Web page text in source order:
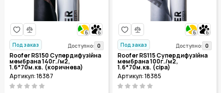
6
6
Под заказ
Доступно: 0
Roofer RS150 Супердифузійна
мембрана 140г./м2,
1.6*70м.кв. (коричнева)
Артикул: 18387
6
6
Под заказ
Доступно: 0
Roofer RS115 Супердифузійна
мембрана 100г./м2,
1.6*70м.кв. (сіра)
Артикул: 18385